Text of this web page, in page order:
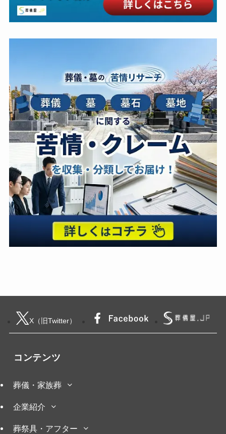
X（旧Twitter）
コンテンツ
葬儀・家族葬
企業紹介
葬祭具・アフター